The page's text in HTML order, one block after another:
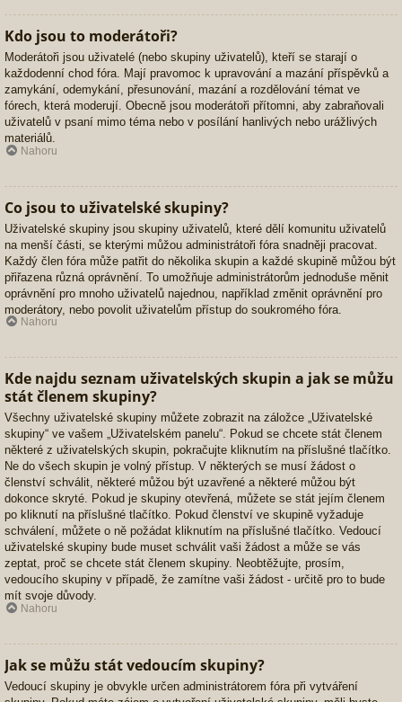
Kdo jsou to moderátoři?
Moderátoři jsou uživatelé (nebo skupiny uživatelů), kteří se starají o
každodenní chod fóra. Mají pravomoc k upravování a mazání příspěvků a
zamykání, odemykání, přesunování, mazání a rozdělování témat ve
fórech, která moderují. Obecně jsou moderátoři přítomni, aby zabraňovali
uživatelů v psaní mimo téma nebo v posílání hanlivých nebo urážlivých
materiálů.
Nahoru
Co jsou to uživatelské skupiny?
Uživatelské skupiny jsou skupiny uživatelů, které dělí komunitu uživatelů
na menší části, se kterými můžou administrátoři fóra snadněji pracovat.
Každý člen fóra může patřit do několika skupin a každé skupině můžou být
přiřazena různá oprávnění. To umožňuje administrátorům jednoduše měnit
oprávnění pro mnoho uživatelů najednou, například změnit oprávnění pro
moderátory, nebo povolit uživatelům přístup do soukromého fóra.
Nahoru
Kde najdu seznam uživatelských skupin a jak se můžu
stát členem skupiny?
Všechny uživatelské skupiny můžete zobrazit na záložce „Uživatelské
skupiny“ ve vašem „Uživatelském panelu“. Pokud se chcete stát členem
některé z uživatelských skupin, pokračujte kliknutím na příslušné tlačítko.
Ne do všech skupin je volný přístup. V některých se musí žádost o
členství schválit, některé můžou být uzavřené a některé můžou být
dokonce skryté. Pokud je skupiny otevřená, můžete se stát jejím členem
po kliknutí na příslušné tlačítko. Pokud členství ve skupině vyžaduje
schválení, můžete o ně požádat kliknutím na příslušné tlačítko. Vedoucí
uživatelské skupiny bude muset schválit vaši žádost a může se vás
zeptat, proč se chcete stát členem skupiny. Neobtěžujte, prosím,
vedoucího skupiny v případě, že zamítne vaši žádost - určitě pro to bude
mít svoje důvody.
Nahoru
Jak se můžu stát vedoucím skupiny?
Vedoucí skupiny je obvykle určen administrátorem fóra při vytváření